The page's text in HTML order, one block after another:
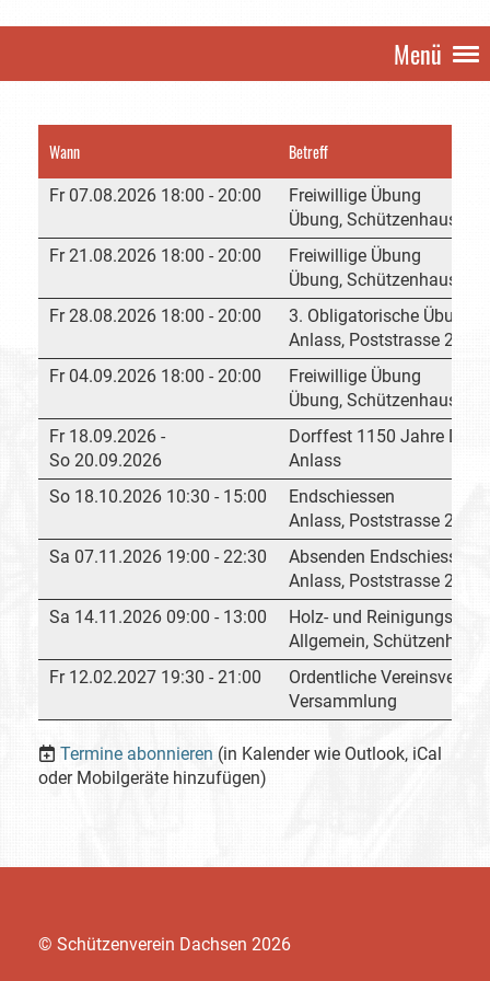
Menü
Wann Betreff
Fr 07.08.2026 18:00 - 20:00
Freiwillige Übung
Übung, Schützenhaus
Fr 21.08.2026 18:00 - 20:00
Freiwillige Übung
Übung, Schützenhaus
Fr 28.08.2026 18:00 - 20:00
3. Obligatorische Übung
Anlass, Poststrasse 202,
Fr 04.09.2026 18:00 - 20:00
Freiwillige Übung
Übung, Schützenhaus
Fr 18.09.2026 -
So 20.09.2026
Dorffest 1150 Jahre
Anlass
So 18.10.2026 10:30 - 15:00
Endschiessen
Anlass, Poststrasse 202,
Sa 07.11.2026 19:00 - 22:30
Absenden Endschiessen
Anlass, Poststrasse 202,
Sa 14.11.2026 09:00 - 13:00
Holz- und Reinigungstag
Allgemein, Schützenhaus
Fr 12.02.2027 19:30 - 21:00
Ordentliche
Versammlung
Termine abonnieren (in Kalender wie Outlook, iCal
oder Mobilgeräte hinzufügen)
© Schützenverein Dachsen 2026